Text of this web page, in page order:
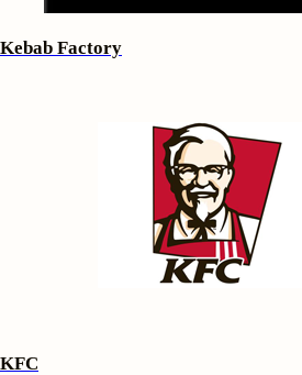
Kebab Factory
KFC